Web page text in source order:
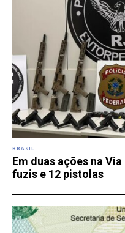
BRASIL
Em duas ações na
fuzis e 12 pistolas